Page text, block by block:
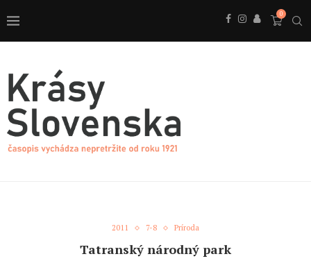
0
2011 7-8 Príroda
Tatranský národný park